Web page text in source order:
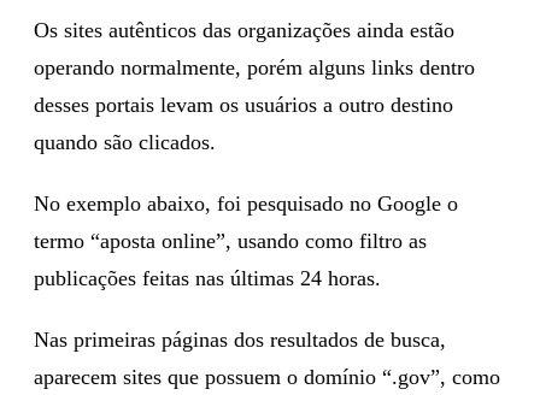
Os sites autênticos das organizações ainda estão
operando normalmente, porém alguns links dentro
desses portais levam os usuários a outro destino
quando são clicados.
No exemplo abaixo, foi pesquisado no Google o
termo “aposta online”, usando como filtro as
publicações feitas nas últimas 24 horas.
Nas primeiras páginas dos resultados de busca,
aparecem sites que possuem o domínio “.gov”, como